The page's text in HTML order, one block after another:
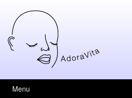
Menu